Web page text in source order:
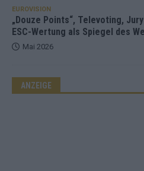
EUROVISION
„Douze Points“, Televoting,
ESC-Wertung als Spiegel des
Mai 2026
ANZEIGE